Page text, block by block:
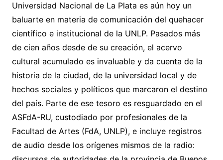
Universidad Nacional de La Plata es aún hoy un
baluarte en materia de comunicación del quehacer
científico e institucional de la UNLP. Pasados más
de cien años desde de su creación, el acervo
cultural acumulado es invaluable y da cuenta de la
historia de la ciudad, de la universidad local y de
hechos sociales y políticos que marcaron el destino
del país. Parte de ese tesoro es resguardado en el
ASFdA-RU, custodiado por profesionales de la
Facultad de Artes (FdA, UNLP), e incluye registros
de audio desde los orígenes mismos de la radio: